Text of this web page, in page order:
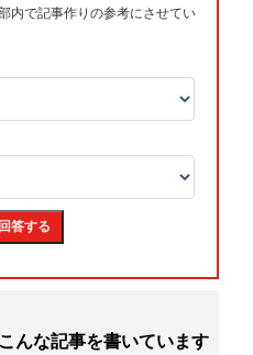
んな記事を書いています